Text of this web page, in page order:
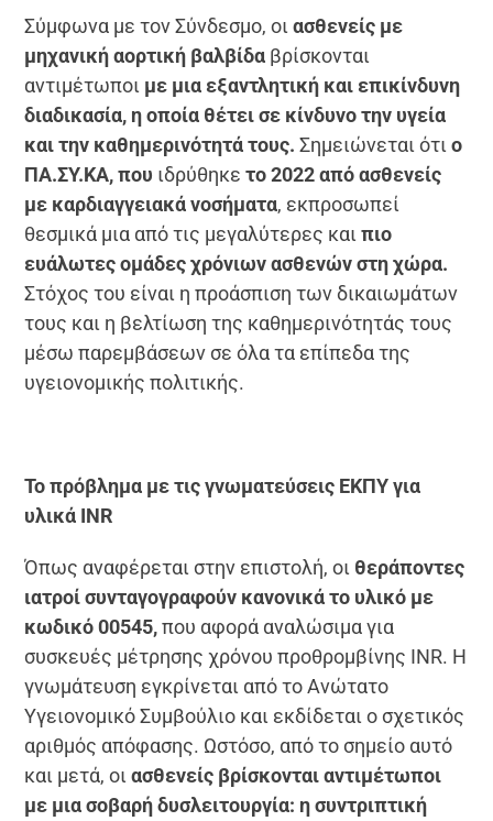
Σύμφωνα με τον Σύνδεσμο, οι ασθενείς με
μηχανική αορτική βαλβίδα βρίσκονται
αντιμέτωποι με μια εξαντλητική και επικίνδυνη
διαδικασία, η οποία θέτει σε κίνδυνο την υγεία
και την καθημερινότητά τους. Σημειώνεται ότιο
ΠΑ.ΣΥ.ΚΑ, που ιδρύθηκετο 2022 από ασθενείς
με καρδιαγγειακά νοσήματα, εκπροσωπεί
θεσμικά μια από τις μεγαλύτερες και πιο
ευάλωτες ομάδες χρόνιων ασθενών στη χώρα.
Στόχος του είναι η προάσπιση των δικαιωμάτων
τους και η βελτίωση της καθημερινότητάς τους
μέσω παρεμβάσεων σε όλα τα επίπεδα της
υγειονομικής πολιτικής.
Το πρόβλημα με τις γνωματεύσεις ΕΚΠΥ για
υλικά INR
Όπως αναφέρεται στην επιστολή, οι θεράποντες
ιατροί συνταγογραφούν κανονικά το υλικό με
κωδικό 00545,που αφορά αναλώσιμα για
συσκευές μέτρησης χρόνου προθρομβίνης INR. Η
γνωμάτευση εγκρίνεται από το Ανώτατο
Υγειονομικό Συμβούλιο και εκδίδεται ο σχετικός
αριθμός απόφασης. Ωστόσο, από το σημείο αυτό
και μετά, οιασθενείς βρίσκονται αντιμέτωποι
με μια σοβαρή δυσλειτουργία: η συντριπτική